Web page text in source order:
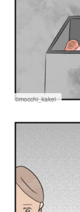
©mocchi_kakei